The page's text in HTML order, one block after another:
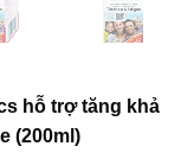
hỗ trợ tăng khả
(200ml)